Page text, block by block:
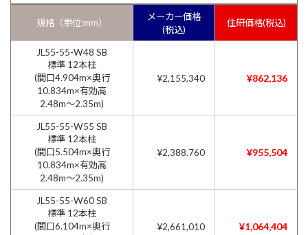
規格（単位:mm）
メーカー価格
(税込)
住研価格(税込)
JL55-55-W48 SB
標準 12本柱
(間口4.904m×奥行
10.834m×有効高
2.48m〜2.35m)
¥2,155,340 ¥862,136
JL55-55-W55 SB
標準 12本柱
(間口5.504m×奥行
10.834m×有効高
2.48m〜2.35m)
¥2,388.760 ¥955,504
JL55-55-W60 SB
標準 12本柱
(間口6.104m×奥行
¥2,661,010 ¥1,064,404